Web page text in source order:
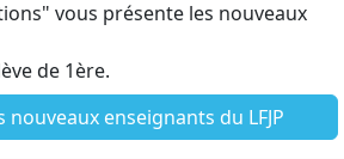
vous présente les nouveaux
de 1ère.
enseignants du LFJP